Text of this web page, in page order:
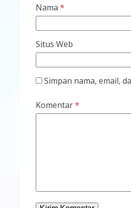
Nama *
Situs Web
Simpan nama, email,
Komentar*